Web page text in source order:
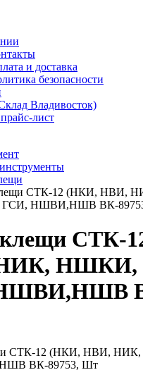
и доставка
безопасности
Владивосток)
лист
СТК-12 (НКИ, НВИ,
НШВИ,НШВ ВК-
клещи СТК-